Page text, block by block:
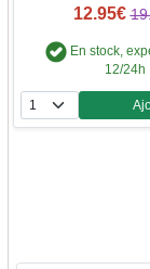
12.95€
En stock,
12/24h